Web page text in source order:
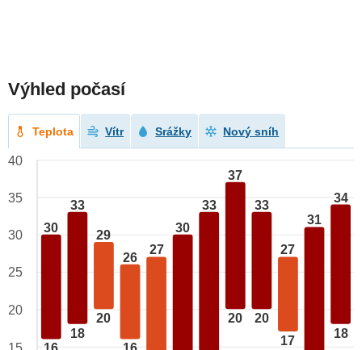
Výhled počasí
Teplota Vítr Srážky Nový sníh
30
33
18
29
20
26
27
30
33
37
20
33
20
27
17
31
34
18
40
35
30
25
20